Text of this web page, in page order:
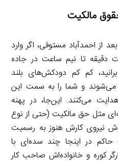
مالکیت
از احمدآباد مستوفی، اگر وارد
دقیقه تا نیم ساعت در جاده
کم کم دودکش‌های بلند
می‌شوند و شما را به سمت این
می‌کنند. این‌جا، در پهنه
مثل حق مالکیت (حتی از نوع
نیروی کارش هنوز به رسمیت
در اینجا چند سده‌ای با
کوره و خانواده‌اش صاحب کار